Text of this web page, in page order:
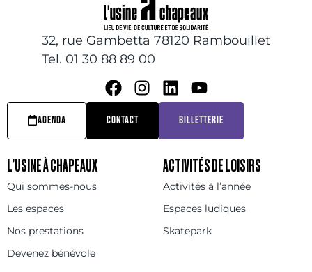
32, rue Gambetta 78120 Rambouillet
Tel. 01 30 88 89 00
AGENDA CONTACT BILLETTERIE
L’USINE À CHAPEAUX
Qui sommes-nous
Les espaces
Nos prestations
Devenez bénévole
ACTIVITÉS DE LOISIRS
Activités à l’année
Espaces ludiques
Skatepark